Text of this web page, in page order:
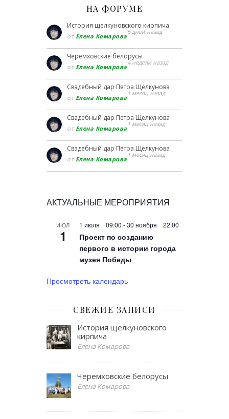
НА ФОРУМЕ
История щелкуновского кирпича
от Елена Комарова
5 дней назад
Черемховские белорусы
от Елена Комарова
4 недели назад
Свадебный дар Петра Щелкунова
от Елена Комарова
1 месяц назад
Свадебный дар Петра Щелкунова
от Елена Комарова
1 месяц назад
Свадебный дар Петра Щелкунова
от Елена Комарова
1 месяц назад
АКТУАЛЬНЫЕ МЕРОПРИЯТИЯ
ИЮЛ
1
1 июля 09:00 -30 ноября 22:00
Проект по созданию
первого в истории города
музея Победы
Просмотреть календарь
СВЕЖИЕ ЗАПИСИ
История щелкуновского
кирпича
Елена Комарова
Черемховские белорусы
Елена Комарова